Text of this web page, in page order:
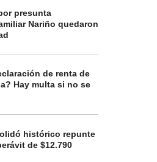
presunta
Nariño quedaron
de renta de
Hay multa si no se
histórico repunte
de $12.790